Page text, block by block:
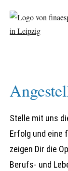
Stelle mit uns
Erfolg und eine
zeigen Dir die
Berufs- und